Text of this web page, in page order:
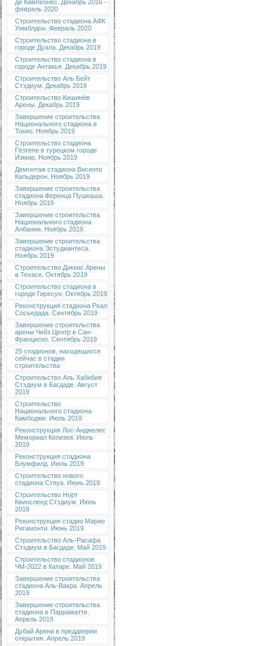
де Кампеонес. Декабрь 2016 -
февраль 2020
Строительство стадиона АФК
Уимблдон. Февраль 2020
Строительство стадиона в
городе Дуала. Декабрь 2019
Строительство стадиона в
городе Антакья. Декабрь 2019
Строительство Аль Бейт
Стэдиум. Декабрь 2019
Строительство Кишинёв
Арены. Декабрь 2019
Завершение строительства
Национального стадиона в
Токио. Ноябрь 2019
Строительство стадиона
Гёзтепе в турецком городе
Измир. Ноябрь 2019
Демонтаж стадиона Висенте
Кальдерон. Ноябрь 2019
Завершение строительства
стадиона Ференца Пушкаша.
Ноябрь 2019
Завершение строительства
Национального стадиона
Албании. Ноябрь 2019
Завершение строительства
стадиона Эстудиантеса.
Ноябрь 2019
Строительство Диккис Арены
в Техасе. Октябрь 2019
Строительство стадиона в
городе Гиресун. Октябрь 2019
Реконструкция стадиона Реал
Сосьедада. Сентябрь 2019
Завершение строительства
арены Чейз Центр в Сан-
Франциско. Сентябрь 2019
25 стадионов, находящихся
сейчас в стадии
строительства
Строительство Аль Хабибия
Стэдиум в Багдаде. Август
2019
Строительство
Национального стадиона
Камбоджи. Июль 2019
Реконструкция Лос-Анджелес
Мемориал Колизея. Июль
2019
Реконструкция стадиона
Блумфилд. Июль 2019
Строительство нового
стадиона Стяуа. Июнь 2019
Строительство Норт
Квинсленд Стэдиум. Июнь
2019
Реконструкция стадио Марио
Ригамонти. Июнь 2019
Строительство Аль-Расафа
Стэдиум в Багдаде. Май 2019
Строительство стадионов
ЧМ-2022 в Катаре. Май 2019
Завершение строительства
стадиона Аль-Вакра. Апрель
2019
Завершение строительства
стадиона в Парраматте.
Апрель 2019
Дубай Арена в преддверии
открытия. Апрель 2019